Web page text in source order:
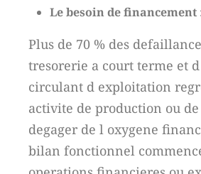
Le besoin de financement
Plus de 70 % des
tresorerie a court terme et
circulant d exploitation
activite de production ou
degager de l oxygene
bilan fonctionnel